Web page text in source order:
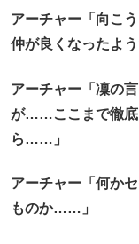
アーチャー「向こ
仲が良くなったよ
アーチャー「凜の
が……ここまで徹底
ら……」
アーチャー「何か
ものか……」